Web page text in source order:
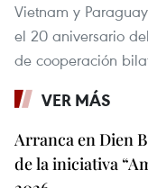
Vietnam y
el 20 aniversario
de cooperación
VER MÁS
Arranca en Dien
de la iniciativa